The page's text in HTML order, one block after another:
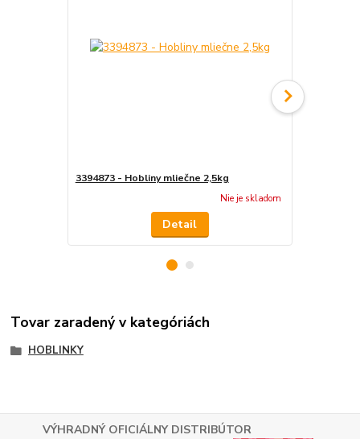
3394873 - Hobliny mliečne 2,5kg
Nie je skladom
Detail
Tovar zaradený v kategóriách
HOBLINKY
VÝHRADNÝ OFICIÁLNY DISTRIBÚTOR